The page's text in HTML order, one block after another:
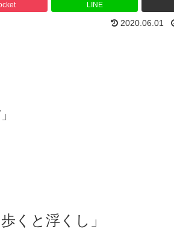
LINE
2020.06.01
くと浮くし」